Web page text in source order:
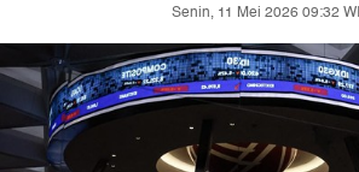
Senin, 11 Mei 2026 09:32